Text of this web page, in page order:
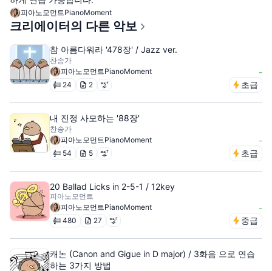
피아노모먼트PianoMoment
크리에이터의 다른 악보
참 아름다워라 '478장' / Jazz ver.
찬송가
피아노모먼트PianoMoment
-
24 2 초급
내 진정 사모하는 '88장'
찬송가
피아노모먼트PianoMoment
-
54 5 초급
20 Ballad Licks in 2-5-1 / 12key
피아노모먼트
피아노모먼트PianoMoment
-
480 27 중급
캐논 (Canon and Gigue in D major) / 3화음 으로 연습
하는 3가지 방법